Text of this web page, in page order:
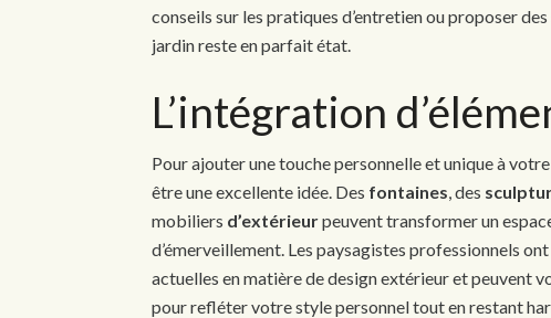
conseils sur les pratiques d’entretien ou proposer
jardin reste en parfait état.
L’intégration
Pour ajouter une touche personnelle et unique à
être une excellente idée. Des fontaines, des
mobiliers d’extérieurpeuvent transformer un
d’émerveillement. Les paysagistes professionnels
actuelles en matière de design extérieur et peuvent
pour refléter votre style personnel tout en restant